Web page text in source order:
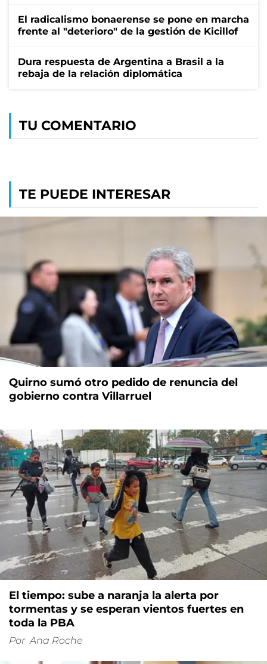
El radicalismo bonaerense se pone en marcha
frente al "deterioro" de la gestión de Kicillof
Dura respuesta de Argentina a Brasil a la
rebaja de la relación diplomática
TU COMENTARIO
TE PUEDE INTERESAR
Quirno sumó otro pedido de renuncia del
gobierno contra Villarruel
El tiempo: sube a naranja la alerta por
tormentas y se esperan vientos fuertes en
toda la PBA
Por Ana Roche